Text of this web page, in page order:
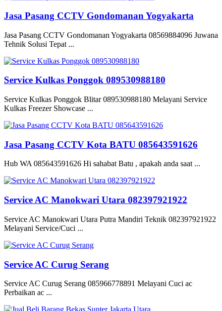
Jasa Pasang CCTV Gondomanan Yogyakarta
Jasa Pasang CCTV Gondomanan Yogyakarta 08569884096 Juwana
Tehnik Solusi Tepat ...
Service Kulkas Ponggok 089530988180
Service Kulkas Ponggok Blitar 089530988180 Melayani Service
Kulkas Freezer Showcase ...
Jasa Pasang CCTV Kota BATU 085643591626
Hub WA 085643591626 Hi sahabat Batu , apakah anda saat ...
Service AC Manokwari Utara 082397921922
Service AC Manokwari Utara Putra Mandiri Teknik 082397921922
Melayani Service/Cuci ...
Service AC Curug Serang
Service AC Curug Serang 085966778891 Melayani Cuci ac
Perbaikan ac ...